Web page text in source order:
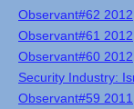
Observant#62 2012
Observant#61 2012
Observant#60 2012
Security Industry:
Observant#59 2011